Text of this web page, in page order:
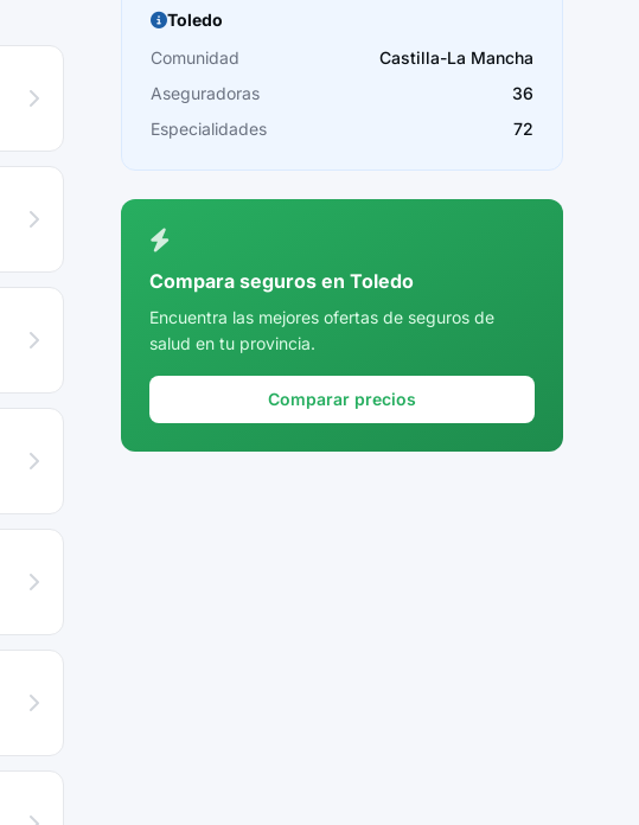
Toledo
Comunidad
Castilla-La Mancha
Aseguradoras
36
Especialidades
72
Compara seguros en Toledo
Encuentra las mejores ofertas de seguros de
salud en tu provincia.
Comparar precios